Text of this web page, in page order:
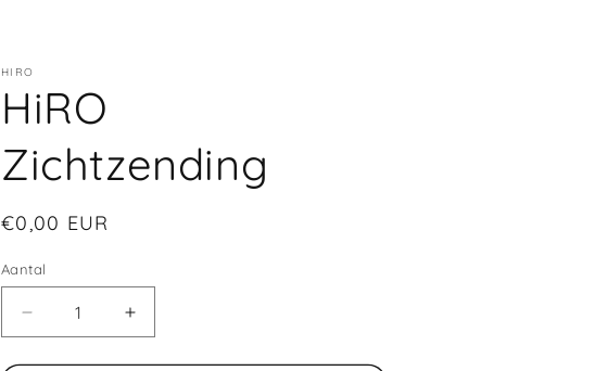
HIRO
HiRO
Zichtzending
€0,00 EUR
Aantal